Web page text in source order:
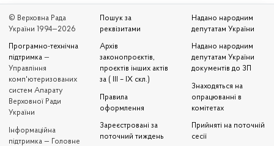
© Верховна Рада
України 1994—2026
Програмно-технічна
підтримка —
Управління
комп'ютеризованих
систем Апарату
Верховної Ради
України
Iнформаційна
підтримка — Головне
Пошук за
реквізитами
Архів
законопроєктів,
проєктів інших актів
за ( III – IX скл.)
Правила
оформлення
Зареєстровані за
поточний тиждень
Надано народним
депутатам України
Надано народним
депутатам України
документів до ЗП
Знаходяться на
опрацюванні в
комітетах
Прийняті на поточній
сесії